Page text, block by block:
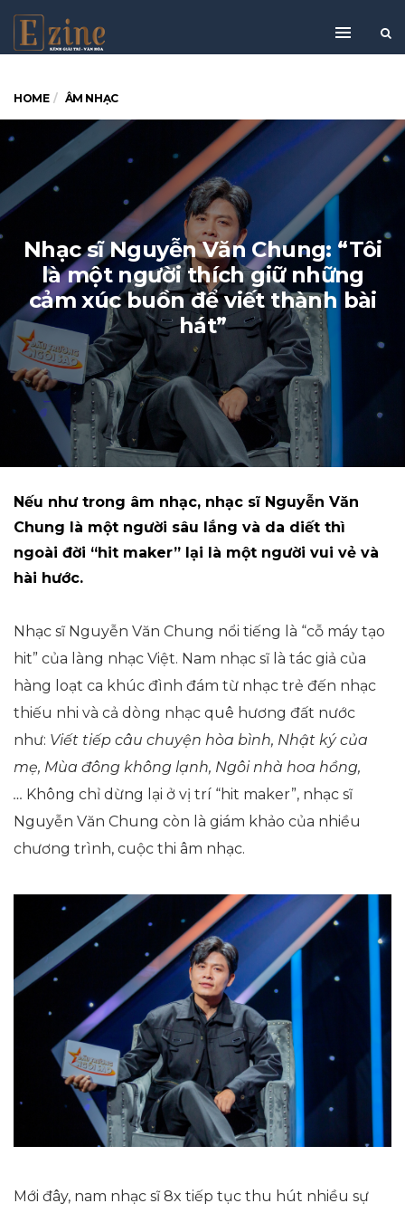
HOME ÂM NHẠC
Nhạc sĩ Nguyễn Văn Chung: “Tôi
là một người thích giữ những
cảm xúc buồn để viết thành bài
hát”
Nếu như trong âm nhạc, nhạc sĩ Nguyễn Văn
Chung là một người sâu lắng và da diết thì
ngoài đời “hit maker” lại là một người vui vẻ và
hài hước.
Nhạc sĩ Nguyễn Văn Chung nổi tiếng là “cỗ máy tạo
hit” của làng nhạc Việt. Nam nhạc sĩ là tác giả của
hàng loạt ca khúc đình đám từ nhạc trẻ đến nhạc
thiếu nhi và cả dòng nhạc quê hương đất nước
như: Viết tiếp câu chuyện hòa bình, Nhật ký của
mẹ, Mùa đông không lạnh, Ngôi nhà hoa hồng,
… Không chỉ dừng lại ở vị trí “hit maker”, nhạc sĩ
Nguyễn Văn Chung còn là giám khảo của nhiều
chương trình, cuộc thi âm nhạc.
Mới đây, nam nhạc sĩ 8x tiếp tục thu hút nhiều sự